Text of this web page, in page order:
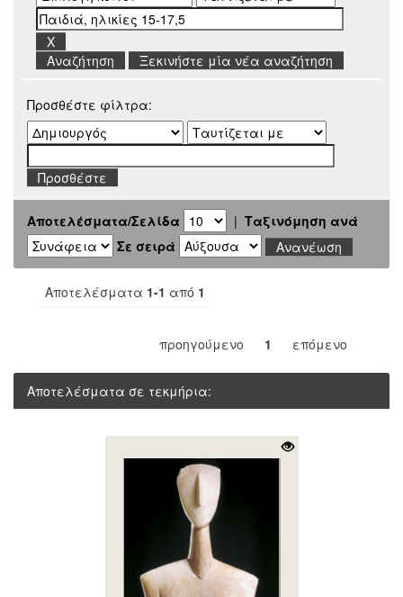
Ξεκινήστε μία νέα αναζήτηση
Προσθέστε φίλτρα:
Αποτελέσματα/Σελίδα | Ταξινόμηση ανά
Σε σειρά
Αποτελέσματα 1-1 από 1
προηγούμενο 1 επόμενο
Αποτελέσματα σε τεκμήρια: